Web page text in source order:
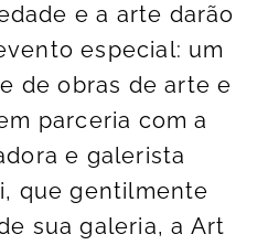
e a arte darão
especial: um
de obras de arte e
parceria com a
e galerista
que gentilmente
sua galeria, a Art